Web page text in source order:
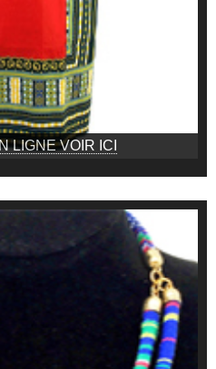
LIGNE VOIR ICI